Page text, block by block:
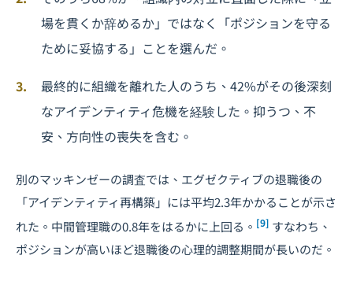
場を貫くか辞めるか」ではなく「ポジションを守る
ために妥協する」ことを選んだ。
最終的に組織を離れた人のうち、42%がその後深刻
なアイデンティティ危機を経験した。抑うつ、不
安、方向性の喪失を含む。
別のマッキンゼーの調査では、エグゼクティブの退職後の
「アイデンティティ再構築」には平均2.3年かかることが示さ
れた。中間管理職の0.8年をはるかに上回る。 [9] すなわち、
ポジションが高いほど退職後の心理的調整期間が長いのだ。